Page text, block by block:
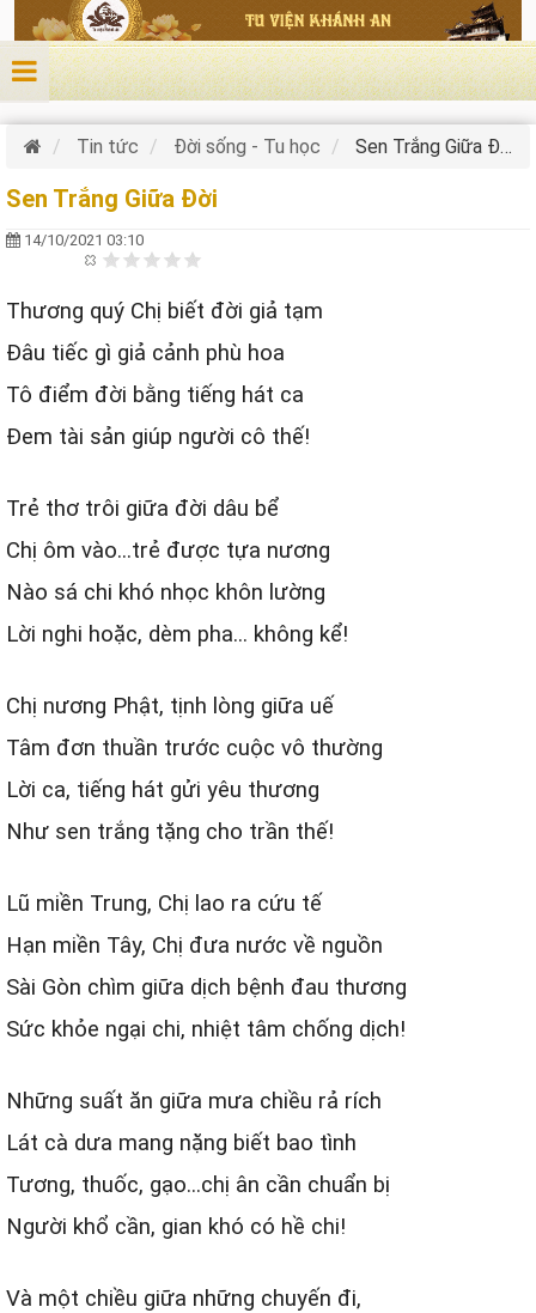
Nhảy đến nội dung
Tin tức Đời sống - Tu học Sen Trắng Giữa Đời
Sen Trắng Giữa Đời
14/10/2021 03:10
Thương quý Chị biết đời giả tạm
Đâu tiếc gì giả cảnh phù hoa
Tô điểm đời bằng tiếng hát ca
Đem tài sản giúp người cô thế!
Trẻ thơ trôi giữa đời dâu bể
Chị ôm vào...trẻ được tựa nương
Nào sá chi khó nhọc khôn lường
Lời nghi hoặc, dèm pha... không kể!
Chị nương Phật, tịnh lòng giữa uế
Tâm đơn thuần trước cuộc vô thường
Lời ca, tiếng hát gửi yêu thương
Như sen trắng tặng cho trần thế!
Lũ miền Trung, Chị lao ra cứu tế
Hạn miền Tây, Chị đưa nước về nguồn
Sài Gòn chìm giữa dịch bệnh đau thương
Sức khỏe ngại chi, nhiệt tâm chống dịch!
Những suất ăn giữa mưa chiều rả rích
Lát cà dưa mang nặng biết bao tình
Tương, thuốc, gạo...chị ân cần chuẩn bị
Người khổ cần, gian khó có hề chi!
Và một chiều giữa những chuyến đi,